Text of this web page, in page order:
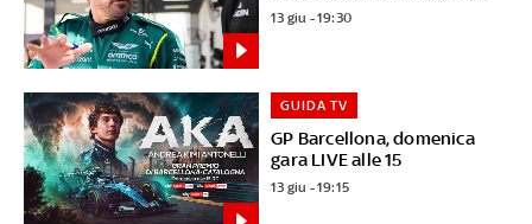
13 giu - 19:30
GP Barcellona, domenica
gara LIVE alle 15
GUIDA TV
13 giu - 19:15